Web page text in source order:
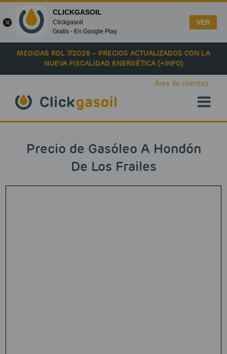
Skip to main content
MEDIDAS RDL 7/2026 – PRECIOS ACTUALIZADOS CON LA
NUEVA FISCALIDAD ENERGÉTICA (+INFO)
Área de clientes
Precio de Gasóleo A Hondón
De Los Frailes
CLICKGASOIL
Clickgasoil
Gratis - En Google Play
VER